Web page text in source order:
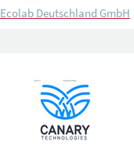
Ecolab Deutschland GmbH